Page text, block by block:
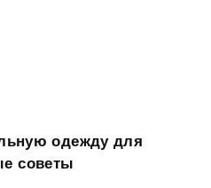
одежду для
советы